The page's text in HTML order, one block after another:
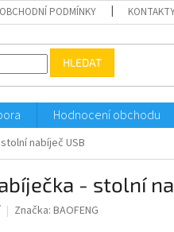
OBCHODNÍ PODMÍNKY
HLEDAT
Hodnocení obchodu
nabíječ USB
- stolní
Značka: BAOFENG